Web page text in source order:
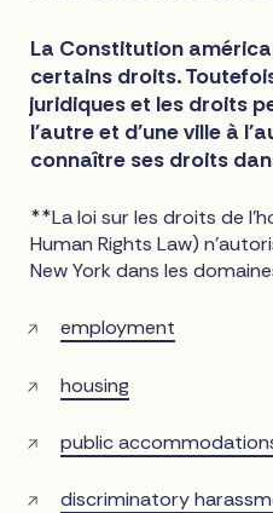
La Constitution
certains droits.
juridiques et les droits
l'autre et d'une ville à
connaître ses droits
**La loi sur les droits de
Human Rights Law)
New York dans les
employment
housing
public
discriminatory